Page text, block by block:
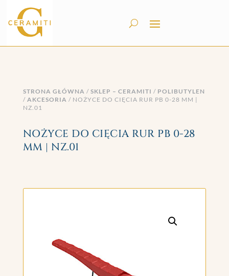
STRONA GŁÓWNA / SKLEP – CERAMITI / POLIBUTYLEN
/ AKCESORIA / NOŻYCE DO CIĘCIA RUR PB 0-28 MM |
NZ.01
NOŻYCE DO CIĘCIA RUR PB 0-28
MM | NZ.01